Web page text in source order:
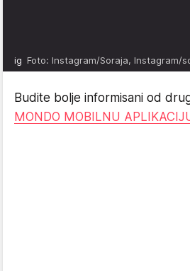
ig Foto: Instagram/Soraja, Instagram/
Budite bolje informisani od
MONDO MOBILNU